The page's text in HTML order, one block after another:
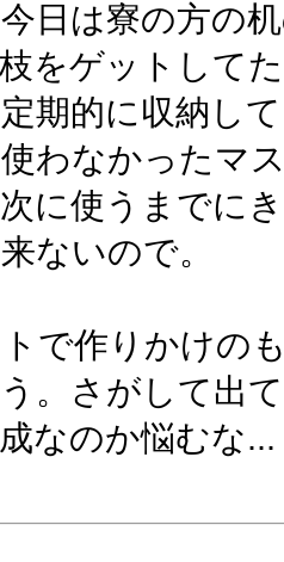
日は寮の方の
をゲットして
期的に収納し
わなかったマ
に使うまでに
ないので。
で作りかけの
。さがして出
なのか悩むな...